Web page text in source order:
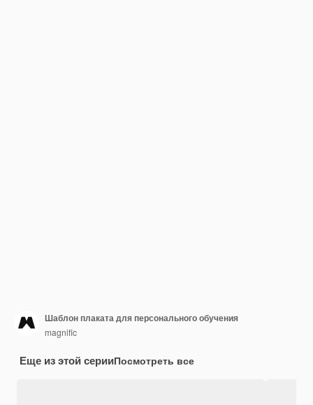
Шаблон плаката для персонального обучения
magnific
Еще из этой серииПосмотреть все